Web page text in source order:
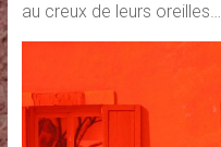
au creux de leurs oreilles…